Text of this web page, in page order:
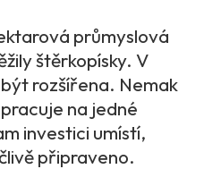
průmyslová
štěrkopísky. V
rozšířena. Nemak
na jedné
investici umístí,
připraveno.